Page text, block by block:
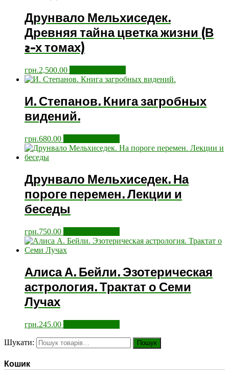
Друнвало Мельхиседек.
Древняя тайна цветка жизни (В
2-х томах)
грн.2,500.00
И. Степанов. Книга загробных
видений.
грн.680.00
Друнвало Мельхиседек. На
пороге перемен. Лекции и
беседы
грн.750.00
Алиса А. Бейли. Эзотерическая
астрология. Трактат о Семи
Лучах
грн.245.00
Шукати: Пошук
Кошик